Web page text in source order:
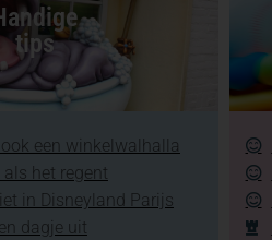
tips
een winkelwalhalla
het regent
in Disneyland Parijs
dagje uit